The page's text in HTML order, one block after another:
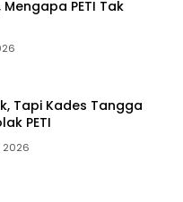
PETI Tak
Tapi Kades Tangga
PETI
2026